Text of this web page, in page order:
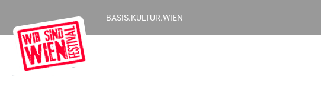
BASIS.KULTUR.WIEN